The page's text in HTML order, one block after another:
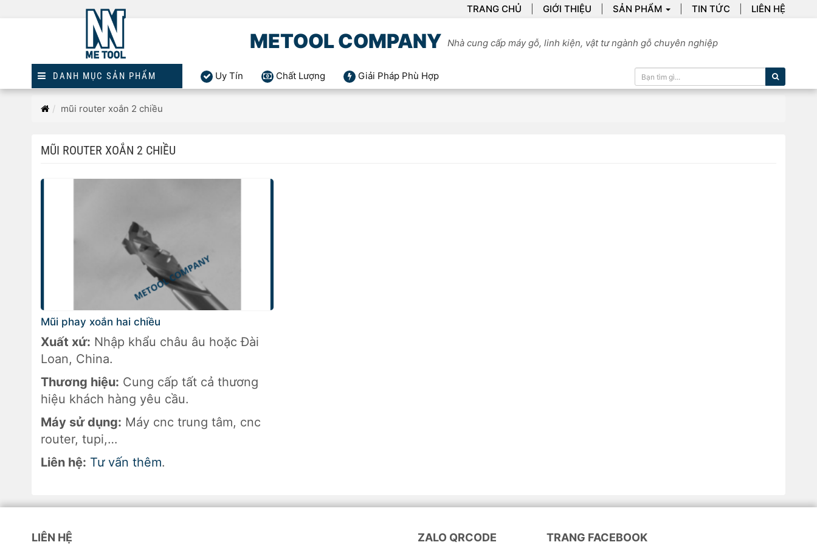
TRANG CHỦ GIỚI THIỆU SẢN PHẨM TIN TỨC LIÊN HỆ
METOOL COMPANY Nhà cung cấp máy gỗ, linh kiện, vật tư ngành gỗ chuyên nghiệp
DANH MỤC SẢN PHẨM Uy Tín Chất Lượng Giải Pháp Phù Hợp
Trangmũi router xoắn 2 chiều
MŨI ROUTER XOẮN 2 CHIỀU
Mũi phay xoắn hai chiều
Xuất xứ: Nhập khẩu châu âu hoặc Đài
Loan, China.
Thương hiệu: Cung cấp tất cả thương
hiệu khách hàng yêu cầu.
Máy sử dụng: Máy cnc trung tâm, cnc
router, tupi,…
Liên hệ: Tư vấn thêm.
LIÊN HỆ ZALO QRCODE TRANG FACEBOOK